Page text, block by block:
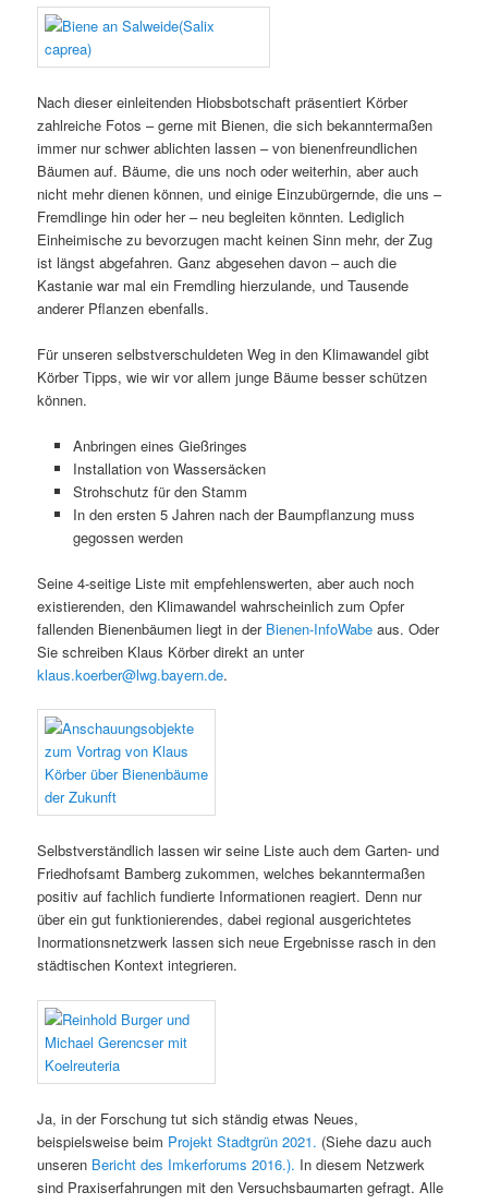
Nach dieser einleitenden Hiobsbotschaft präsentiert Körber
zahlreiche Fotos – gerne mit Bienen, die sich bekanntermaßen
immer nur schwer ablichten lassen – von bienenfreundlichen
Bäumen auf. Bäume, die uns noch oder weiterhin, aber auch
nicht mehr dienen können, und einige Einzubürgernde, die uns –
Fremdlinge hin oder her – neu begleiten könnten. Lediglich
Einheimische zu bevorzugen macht keinen Sinn mehr, der Zug
ist längst abgefahren. Ganz abgesehen davon – auch die
Kastanie war mal ein Fremdling hierzulande, und Tausende
anderer Pflanzen ebenfalls.
Für unseren selbstverschuldeten Weg in den Klimawandel gibt
Körber Tipps, wie wir vor allem junge Bäume besser schützen
können.
Anbringen eines Gießringes
Installation von Wassersäcken
Strohschutz für den Stamm
In den ersten 5 Jahren nach der Baumpflanzung muss
gegossen werden
Seine 4-seitige Liste mit empfehlenswerten, aber auch noch
existierenden, den Klimawandel wahrscheinlich zum Opfer
fallenden Bienenbäumen liegt in der Bienen-InfoWabe aus. Oder
Sie schreiben Klaus Körber direkt an unter
klaus.koerber@lwg.bayern.de.
Selbstverständlich lassen wir seine Liste auch dem Garten- und
Friedhofsamt Bamberg zukommen, welches bekanntermaßen
positiv auf fachlich fundierte Informationen reagiert. Denn nur
über ein gut funktionierendes, dabei regional ausgerichtetes
Inormationsnetzwerk lassen sich neue Ergebnisse rasch in den
städtischen Kontext integrieren.
Ja, in der Forschung tut sich ständig etwas Neues,
beispielsweise beim Projekt Stadtgrün 2021. (Siehe dazu auch
unseren Bericht des Imkerforums 2016.). In diesem Netzwerk
sind Praxiserfahrungen mit den Versuchsbaumarten gefragt. Alle